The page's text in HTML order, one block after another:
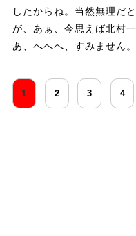
したからね。当然無理だ
が、あぁ、今思えば北村
あ、へへへ、すみません。
1 2 3 4